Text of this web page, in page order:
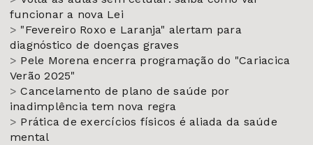
funcionar a nova Lei
> "Fevereiro Roxo e Laranja" alertam para
diagnóstico de doenças graves
> Pele Morena encerra programação do "Cariacica
Verão 2025"
>Cancelamento de plano de saúde por
inadimplência tem nova regra
> Prática de exercícios físicos é aliada da saúde
mental